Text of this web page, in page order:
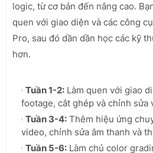
logic, từ cơ bản đến nâng cao.
quen với giao diện và các công
Pro, sau đó dần dần học các kỹ
hơn.
Tuần 1-2: Làm quen với giao
footage, cắt ghép và chỉnh sửa
Tuần 3-4: Thêm hiệu ứng
video, chỉnh sửa âm thanh và
Tuần 5-6: Làm chủ color